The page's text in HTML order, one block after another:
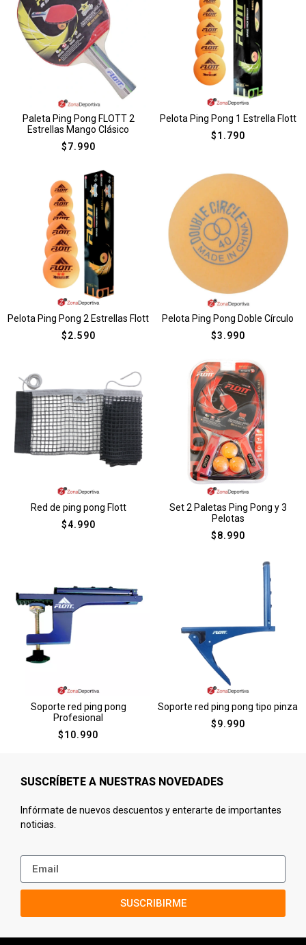
Paleta Ping Pong FLOTT 2
Estrellas Mango Clásico
$7.990
Pelota Ping Pong 1 Estrella Flott
$1.790
Pelota Ping Pong 2 Estrellas Flott
$2.590
Pelota Ping Pong Doble Círculo
$3.990
Red de ping pong Flott
$4.990
Set 2 Paletas Ping Pong y 3
Pelotas
$8.990
Soporte red ping pong
Profesional
$10.990
Soporte red ping pong tipo pinza
$9.990
SUSCRÍBETE A NUESTRAS NOVEDADES
Infórmate de nuevos descuentos y enterarte de importantes
noticias.
SUSCRIBIRME